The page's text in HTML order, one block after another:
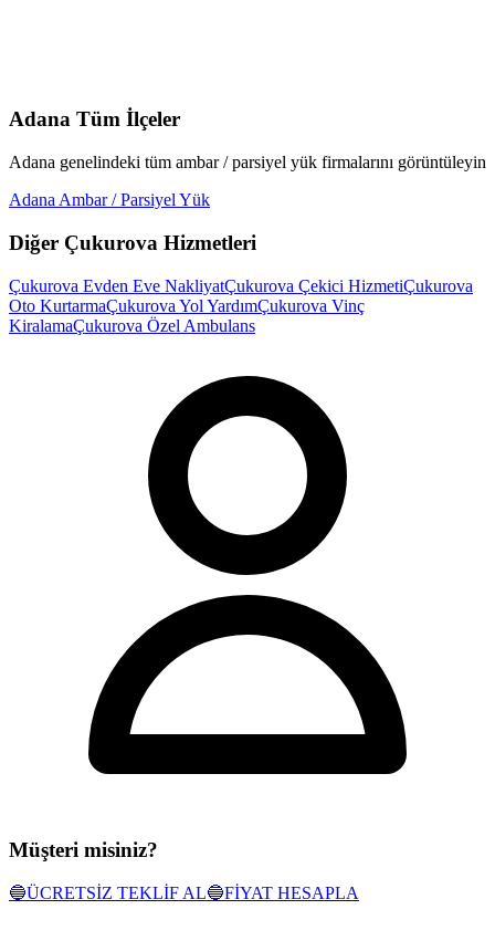
Adana Tüm İlçeler
Adana genelindeki tüm ambar / parsiyel yük firmalarını görüntüleyin
Adana Ambar / Parsiyel Yük
Diğer Çukurova Hizmetleri
Çukurova Evden Eve NakliyatÇukurova Çekici HizmetiÇukurova
Oto KurtarmaÇukurova Yol YardımÇukurova Vinç
KiralamaÇukurova Özel Ambulans
Müşteri misiniz?
🔵ÜCRETSİZ TEKLİF AL🔵FİYAT HESAPLA